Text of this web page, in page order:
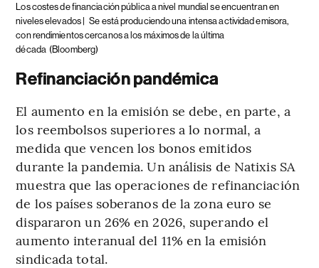
Los costes de financiación pública a nivel mundial se encuentran en
niveles elevados | Se está produciendo una intensa actividad emisora,
con rendimientos cercanos a los máximos de la última
década (Bloomberg)
Refinanciación pandémica
El aumento en la emisión se debe, en parte, a
los reembolsos superiores a lo normal, a
medida que vencen los bonos emitidos
durante la pandemia. Un análisis de Natixis SA
muestra que las operaciones de refinanciación
de los países soberanos de la zona euro se
dispararon un 26% en 2026, superando el
aumento interanual del 11% en la emisión
sindicada total.